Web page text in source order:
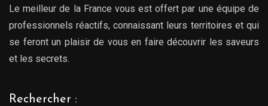
Le meilleur de la France vous est offert par une équipe de
professionnels réactifs, connaissant leurs territoires et qui
se feront un plaisir de vous en faire découvrir les saveurs
et les secrets.
Rechercher :